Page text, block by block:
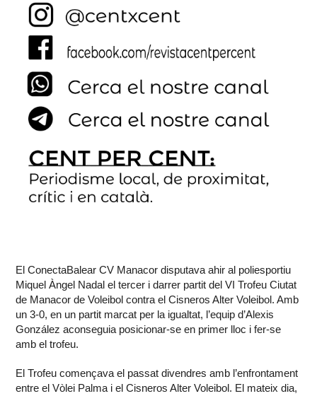
El ConectaBalear CV Manacor disputava ahir al poliesportiu
Miquel Àngel Nadal el tercer i darrer partit del VI Trofeu Ciutat
de Manacor de Voleibol contra el Cisneros Alter Voleibol. Amb
un 3-0, en un partit marcat per la igualtat, l’equip d’Alexis
González aconseguia posicionar-se en primer lloc i fer-se
amb el trofeu.
El Trofeu començava el passat divendres amb l’enfrontament
entre el Vòlei Palma i el Cisneros Alter Voleibol. El mateix dia,